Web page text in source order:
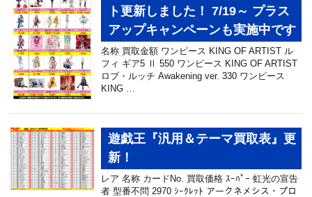
ト更新しました！ 7/19～ プラス
アップキャンペーンも実施中です
名称 買取金額 ワンピース KING OF ARTIST ル
フィ ギア5 Ⅱ 550 ワンピース KING OF ARTIST
ロブ・ルッチ Awakening ver. 330 ワンピース
KING …
遊戯王『汎用＆テーマ買取表』更
新！
レア 名称 カードNo. 買取価格 ｽｰﾊﾟｰ 虹光の宣告
者 型番不問 2970 ｼｰｸﾚｯﾄ アークネメシス・プロ